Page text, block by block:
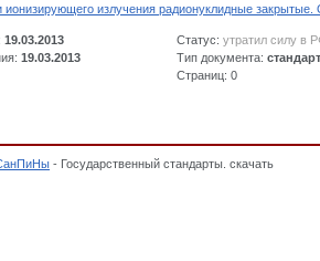
ионизирующего излучения радионуклидные
19.03.2013 Статус: утратил силу в
19.03.2013 Тип документа: стандарт
Страниц: 0
- Государственный стандарты. скачать